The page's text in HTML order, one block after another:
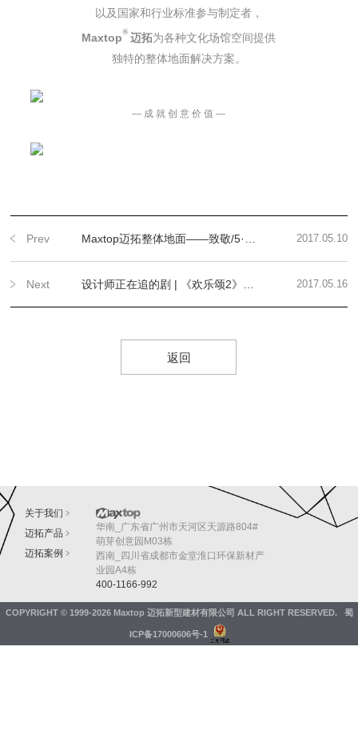
以及国家和行业标准参与制定者，
Maxtop® 迈拓为各种文化场馆空间提供
独特的整体地面解决方案。
— 成 就 创 意 价 值—
Prev Maxtop迈拓整体地面——致敬/5·10中国首个品牌日 2017.05.10
Next 设计师正在追的剧 | 《欢乐颂2》其实只拍出了Iniala 百分之一的美 2017.05.16
返回
关于我们
迈拓产品
迈拓案例
华南_广东省广州市天河区天源路804#
萌芽创意园M03栋
西南_四川省成都市金堂淮口环保新材产
业园A4栋
400-1166-992
COPYRIGHT © 1999-2026 Maxtop 迈拓新型建材有限公司 ALL RIGHT RESERVED. 蜀
ICP备17000606号-1